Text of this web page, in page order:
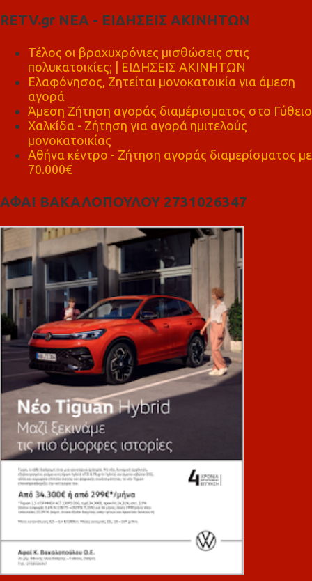
RETV.gr ΝΕΑ - ΕΙΔΗΣΕΙΣ ΑΚΙΝΗΤΩΝ
Τέλος οι βραχυχρόνιες μισθώσεις στις
πολυκατοικίες; | ΕΙΔΗΣΕΙΣ ΑΚΙΝΗΤΩΝ
Ελαφόνησος, Ζητείται μονοκατοικία για άμεση
αγορά
Άμεση Ζήτηση αγοράς διαμέρισματος στο Γύθειο
Χαλκίδα - Ζήτηση για αγορά ημιτελούς
μονοκατοικίας
Αθήνα κέντρο - Ζήτηση αγοράς διαμερίσματος με
70.000€
ΑΦΑΙ ΒΑΚΑΛΟΠΟΥΛΟΥ 2731026347